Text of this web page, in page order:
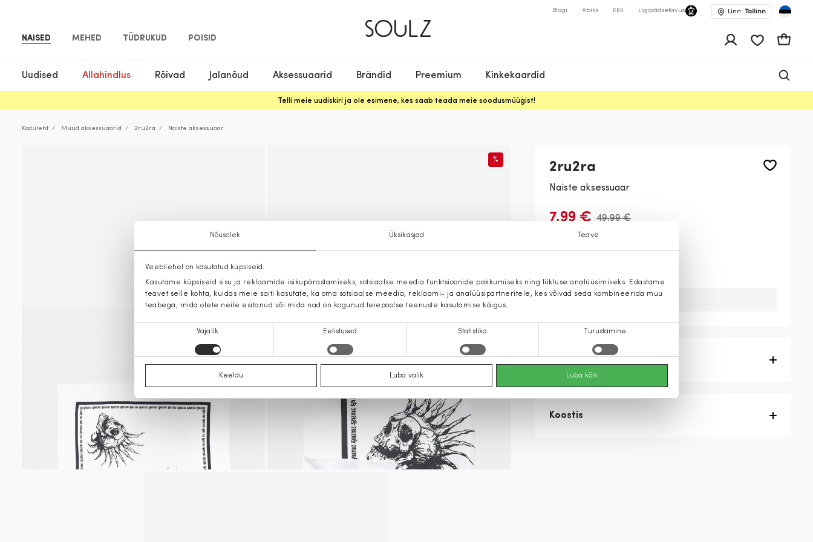
Nõusolek Üksikasjad Teave
Veebilehel on kasutatud küpsiseid.
Kasutame küpsiseid sisu ja reklaamide isikupärastamiseks, sotsiaalse meedia funktsioonide pakkumiseks ning liikluse analüüsimiseks. Edastame
teavet selle kohta, kuidas meie saiti kasutate, ka oma sotsiaalse meedia, reklaami- ja analüüsipartneritele, kes võivad seda kombineerida muu
teabega, mida olete neile esitanud või mida nad on kogunud teiepoolse teenuste kasutamise käigus.
Vajalik Eelistused Statistika Turustamine
Keeldu Luba valik Luba kõik
NAISED MEHED TÜDRUKUD POISID
Blogi Abiks KKK Ligipääsetavus Linn: Tallinn
Uudised Allahindlus Rõivad Jalanõud Aksessuaarid Brändid Preemium Kinkekaardid
Telli meie uudiskiri ja ole esimene, kes saab teada meie soodusmüügist!
Koduleht Muud aksessuaarid 2ru2ra Naiste aksessuaar
%
2ru2ra
Naiste aksessuaar
7,99 € 49,99 €
Tootekirjeldus
Koostis